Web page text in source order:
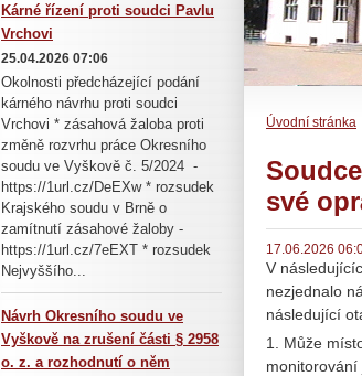
Úvodní stránka
své
17.06.2026
V
nezjednalo
následující
1. Může
Kárné řízení proti soudci Pavlu
Vrchovi
25.04.2026 07:06
Okolnosti předcházející podání
kárného návrhu proti soudci
Vrchovi * zásahová žaloba proti
změně rozvrhu práce Okresního
soudu ve Vyškově č. 5/2024 -
https://1url.cz/DeEXw * rozsudek
Krajského soudu v Brně o
zamítnutí zásahové žaloby -
https://1url.cz/7eEXT * rozsudek
Nejvyššího...
Návrh Okresního soudu ve
Vyškově na zrušení části § 2958
o. z. a rozhodnutí o něm